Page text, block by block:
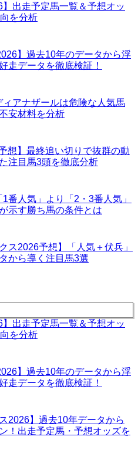
】出走予定馬一覧＆予想オッ
を分析
】過去10年のデータから浮
走データを徹底検証！
ィアナザールは危険な人気馬
安材料を分析
想】最終追い切りで抜群の動
注目馬3頭を徹底分析
1番人気」より「2・3番人気」
示す勝ち馬の条件とは
ス2026予想】「人気＋伏兵」
から導く注目馬3選
】出走予定馬一覧＆予想オッ
を分析
】過去10年のデータから浮
走データを徹底検証！
2026】過去10年データから
！出走予定馬・予想オッズを